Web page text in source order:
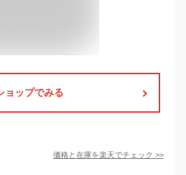
ョップでみる
価格と在庫を楽天でチェック >>